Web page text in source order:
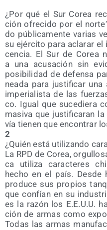
¿Por qué el Sur Corea
ción ofre­ci­do por el
do públi­ca­men­te varias
su ejér­ci­to para acla­rar
cen­cia. El Sur de Corea
a una acu­sa­ción sin
posi­bi­li­dad de defen­sa
nea­da para jus­ti­fi­car
impe­ria­lis­ta de las
co. Igual que suce­die­ra
masi­va que jus­ti­fi­ca­ran
vía tie­nen que encon­trar
2
¿Quién está uti­li­zan­do
La RPD de Corea,
ca uti­li­za carac­te­res
hecho en el país. Des­de
pro­du­ce sus pro­pios
que con­fían en su
es la razón los E.E.U.U.
ción de armas como
Todas las armas